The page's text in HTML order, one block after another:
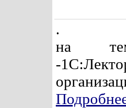
.
на
-